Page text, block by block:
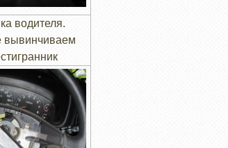
водителя.
вывинчиваем